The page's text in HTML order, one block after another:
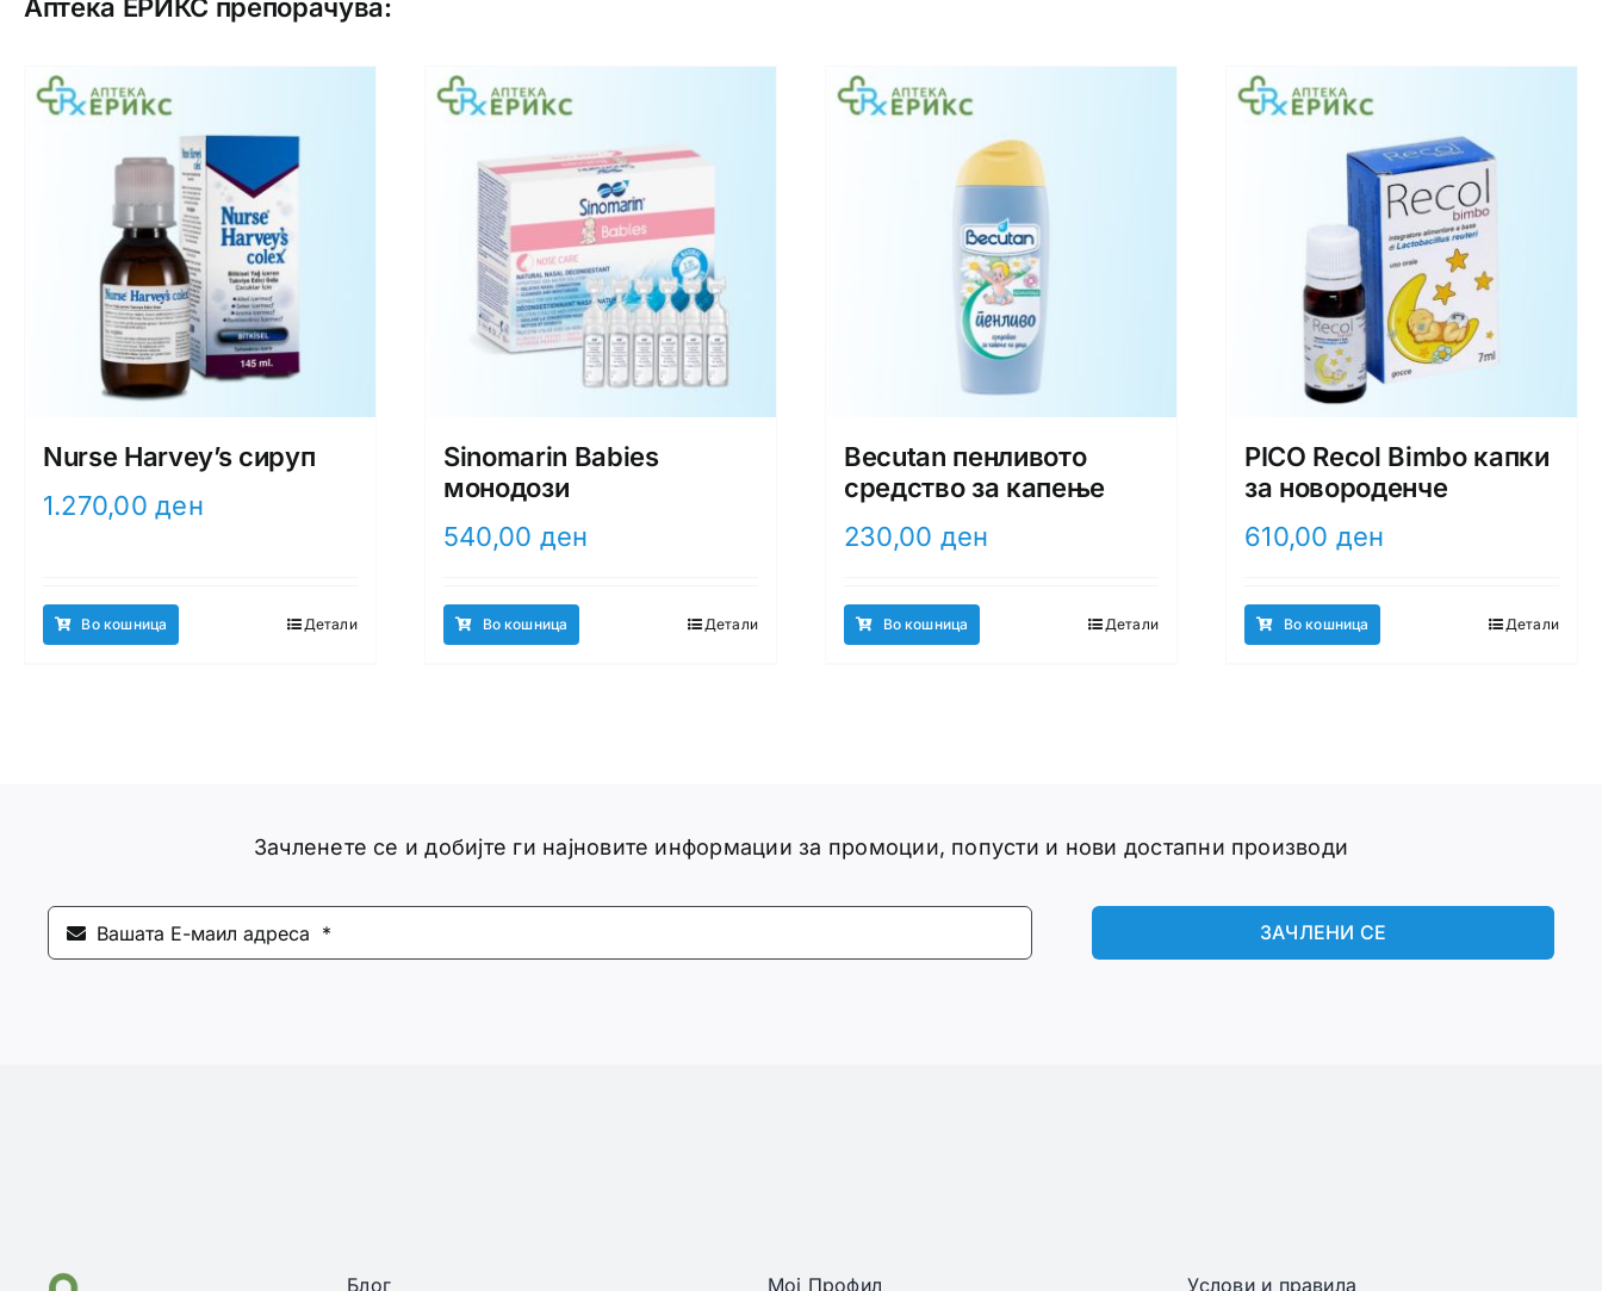
Аптека ЕРИКС препорачува:
Nurse Harvey’s сируп
1.270,00ден
Во кошница Детали
Sinomarin Babies
монодози
540,00 ден
Во кошница Детали
Becutan пенливото
средство за капење
230,00 ден
Во кошница Детали
PICO Recol Bimbo капки
за новороденче
610,00 ден
Во кошница Детали
Зачленете се и добијте ги најновите информации за промоции, попусти и нови достапни производи
ЗАЧЛЕНИ СЕ
Блог Мој Профил Услови и правила